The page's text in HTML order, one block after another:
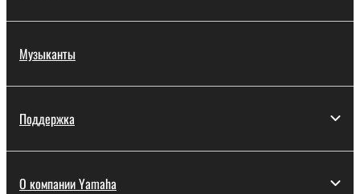
Музыканты
Поддержка
О компании Yamaha